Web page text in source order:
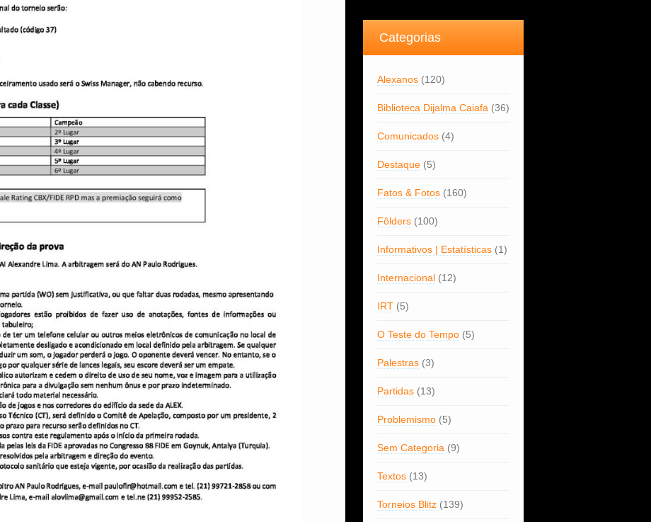
Categorias
Alexanos(120)
Biblioteca Dijalma Caiafa(36)
Comunicados(4)
Destaque(5)
Fatos & Fotos(160)
Fôlders(100)
Informativos | Estatísticas(1)
Internacional(12)
IRT(5)
O Teste do Tempo(5)
Palestras(3)
Partidas(13)
Problemismo(5)
Sem Categoria(9)
Textos(13)
Torneios Blitz(139)